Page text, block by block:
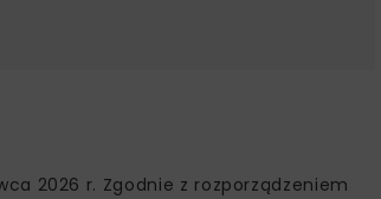
2026 r. Zgodnie z rozporządzeniem